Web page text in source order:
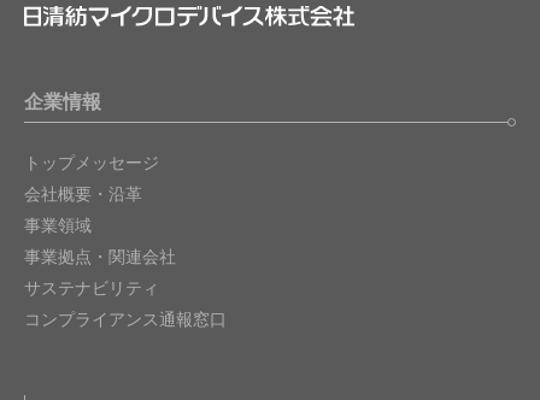
企業情報
トップメッセージ
会社概要・沿革
事業領域
事業拠点・関連会社
サステナビリティ
コンプライアンス通報窓口